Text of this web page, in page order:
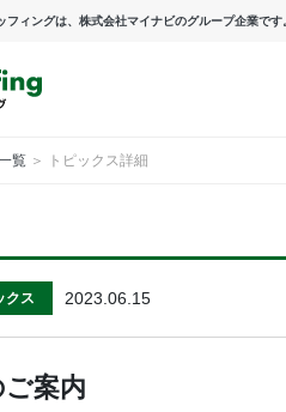
フィングは、株式会社マイナビのグループ企業です
覧 ＞ トピックス詳細
クス 2023.06.15
案内